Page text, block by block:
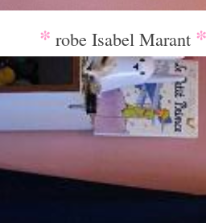
* robe Isabel Marant *